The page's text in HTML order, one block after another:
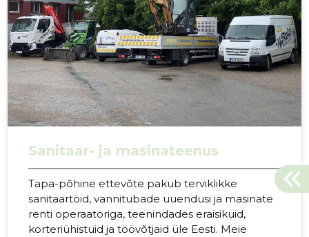
Sanitaar- ja masinateenus
Tapa-põhine ettevõte pakub terviklikke
sanitaartöid, vannitubade uuendusi ja masinate
renti operaatoriga, teenindades eraisikuid,
korteriühistuid ja töövõtjaid üle Eesti. Meie